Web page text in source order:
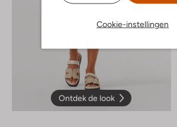
Cookie-instellingen
Ontdek de look